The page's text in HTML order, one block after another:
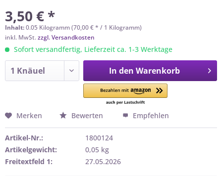
3,50 € *
Inhalt:0.05 Kilogramm (70,00 € * / 1 Kilogramm)
inkl. MwSt.zzgl. Versandkosten
Sofort versandfertig, Lieferzeit ca. 1-3 Werktage
In den Warenkorb
Merken Bewerten Empfehlen
Artikel-Nr.:
1800124
Artikelgewicht:
0,05 kg
Freitextfeld 1:
27.05.2026